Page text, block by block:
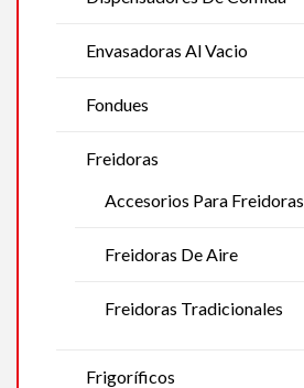
Envasadoras Al Vacio
Fondues
Freidoras
Accesorios Para Freidoras
Freidoras De Aire
Freidoras Tradicionales
Frigoríficos